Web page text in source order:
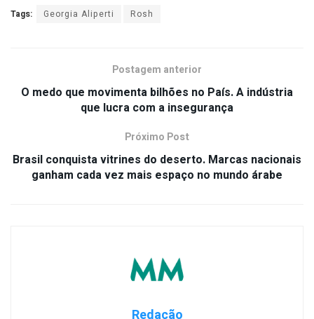
Tags: Georgia Aliperti Rosh
Postagem anterior
O medo que movimenta bilhões no País. A indústria
que lucra com a insegurança
Próximo Post
Brasil conquista vitrines do deserto. Marcas nacionais
ganham cada vez mais espaço no mundo árabe